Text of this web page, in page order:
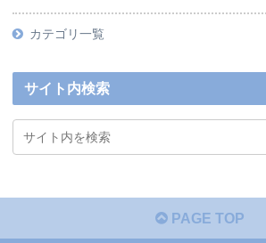
カテゴリ一覧
サイト内検索
PAGE TOP